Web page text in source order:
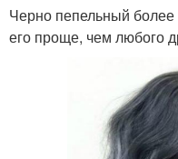
Черно пепельный
его проще, чем любого